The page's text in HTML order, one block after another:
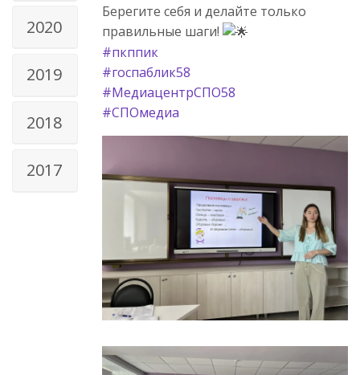
2020
2019
2018
2017
Берегите себя и делайте только
правильные шаги!
#пкппик
#госпаблик58
#МедиацентрСПО58
#СПОмедиа